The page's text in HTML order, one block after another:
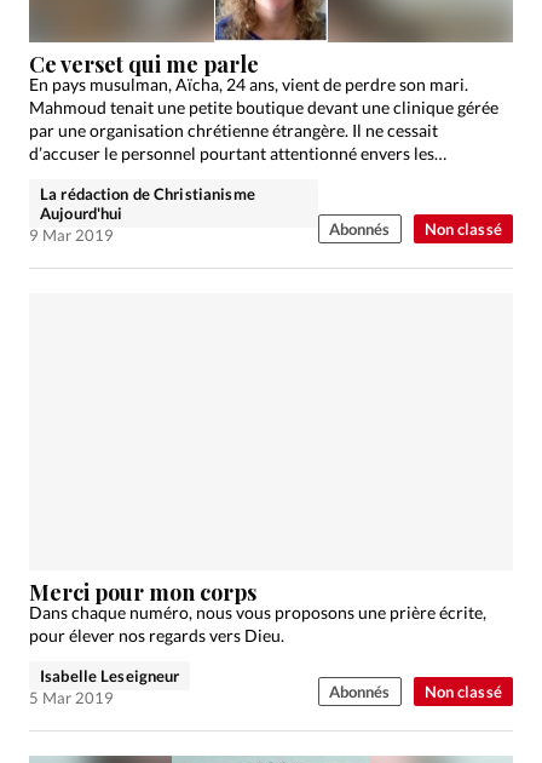
Non classé
Ce verset qui me parle
En pays musulman, Aïcha, 24 ans, vient de perdre son mari.
Mahmoud tenait une petite boutique devant une clinique gérée
par une organisation chrétienne étrangère. Il ne cessait
d’accuser le personnel pourtant attentionné envers les…
La rédaction de Christianisme
Aujourd'hui
9 Mar 2019
Abonnés
Non classé
Merci pour mon corps
Dans chaque numéro, nous vous proposons une prière écrite,
pour élever nos regards vers Dieu.
Isabelle Leseigneur
5 Mar 2019
Abonnés